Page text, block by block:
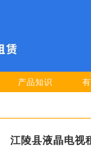
产品知识
江陵县液晶电视